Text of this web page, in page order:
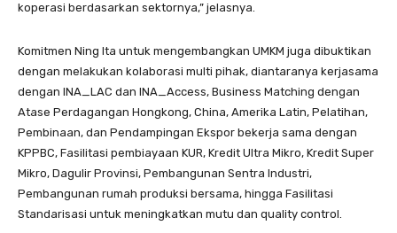
koperasi berdasarkan sektornya,” jelasnya.
Komitmen Ning Ita untuk mengembangkan UMKM juga dibuktikan
dengan melakukan kolaborasi multi pihak, diantaranya kerjasama
dengan INA_LAC dan INA_Access, Business Matching dengan
Atase Perdagangan Hongkong, China, Amerika Latin, Pelatihan,
Pembinaan, dan Pendampingan Ekspor bekerja sama dengan
KPPBC, Fasilitasi pembiayaan KUR, Kredit Ultra Mikro, Kredit Super
Mikro, Dagulir Provinsi, Pembangunan Sentra Industri,
Pembangunan rumah produksi bersama, hingga Fasilitasi
Standarisasi untuk meningkatkan mutu dan quality control.